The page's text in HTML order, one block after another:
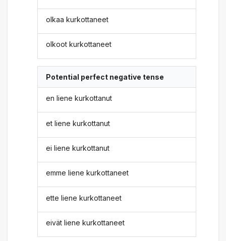
olkaa kurkottaneet
olkoot kurkottaneet
Potential perfect negative tense
en liene kurkottanut
et liene kurkottanut
ei liene kurkottanut
emme liene kurkottaneet
ette liene kurkottaneet
eivät liene kurkottaneet